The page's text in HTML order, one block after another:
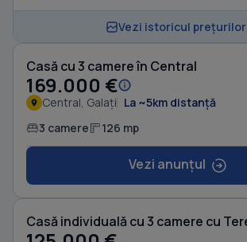
Vezi istoricul prețurilor
Casă cu 3 camere în Central
169.000 €
Central, Galați La ~5km distanță
3 camere 126 mp
Vezi anunțul